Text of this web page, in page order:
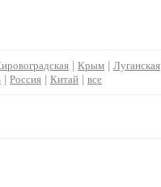
Крым Луганская
Россия Китай все